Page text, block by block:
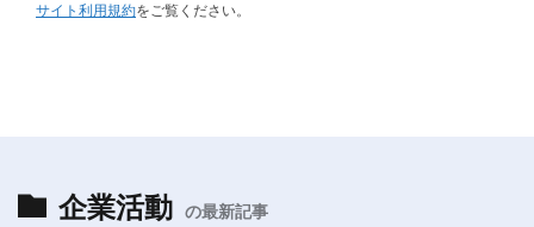
サイト利用規約をご覧ください。
企業活動 の最新記事